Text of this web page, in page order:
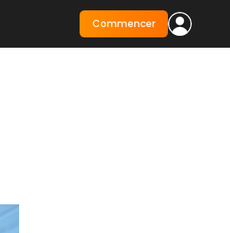
Commencer